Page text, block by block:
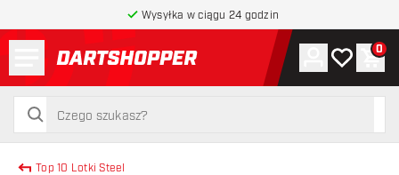
Wysyłka w ciągu 24 godzin
powrót do strony głównej
szukaj
szukaj
Konto
Moja lista
0
Top 10 Lotki Steel